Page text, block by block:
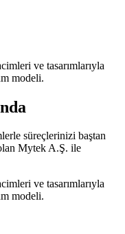
ve tasarımlarıyla
modeli.
süreçlerinizi baştan
Mytek A.Ş. ile
ve tasarımlarıyla
modeli.